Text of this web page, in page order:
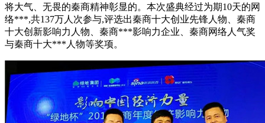
将大气、无畏的秦商精神彰显的。本次盛典经过为期10天的网
络***,共137万人次参与,评选出秦商十大创业先锋人物、秦商
十大创新影响力人物、秦商***影响力企业、秦商网络人气奖
与秦商十大***人物等奖项。